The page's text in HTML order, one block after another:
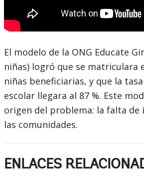
El modelo de la ONG Educate
niñas) logró que se matriculara
niñas beneficiarias, y que la
escolar llegara al 87 %. Este
origen del problema: la falta de
las comunidades.
ENLACES